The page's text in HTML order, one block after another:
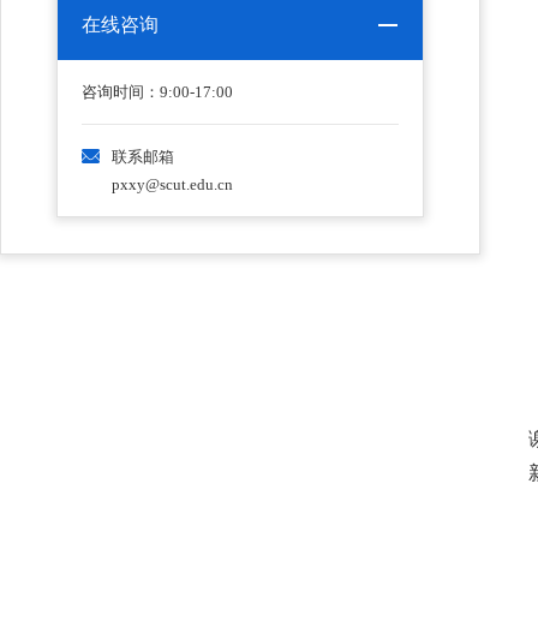
在线咨询
咨询时间：9:00-17:00
联系邮箱
pxxy@scut.edu.cn